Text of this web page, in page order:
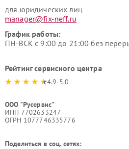
для юридических лиц
manager@fix-neff.ru
График работы:
ПН-ВСК с 9:00 до 21:00 без
Рейтинг сервисного центра
4.9-5.0
ООО "Русервис"
ИНН 7702633247
ОГРН 1077746335776
Поделиться в соц. сетях: